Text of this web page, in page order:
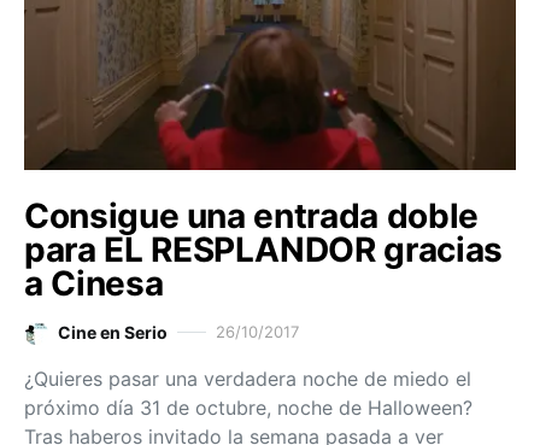
Consigue una entrada doble
para EL RESPLANDOR gracias
a Cinesa
Cine en Serio 26/10/2017
¿Quieres pasar una verdadera noche de miedo el
próximo día 31 de octubre, noche de Halloween?
Tras haberos invitado la semana pasada a ver